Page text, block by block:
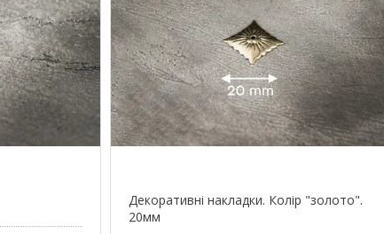
Декоративні накладки. Колір "золото".
20мм